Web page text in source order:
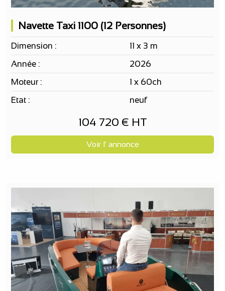
Navette Taxi 1100 (12 Personnes)
Dimension :
11 x 3 m
Année :
2026
Moteur :
1 x 60ch
Etat :
neuf
104 720 € HT
Voir l' annonce